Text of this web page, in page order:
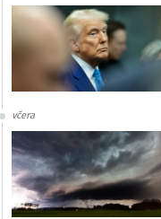
včera